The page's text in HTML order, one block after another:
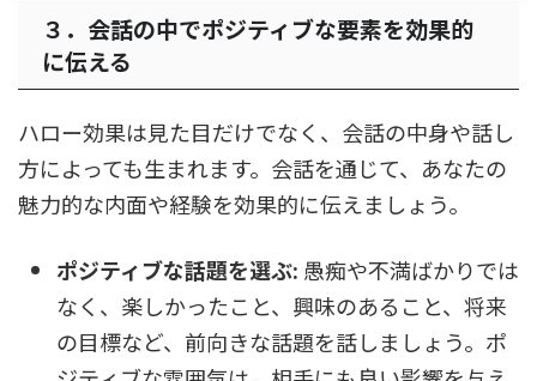
３．会話の中でポジティブな要素を効果的
に伝える
ハロー効果は見た目だけでなく、会話の中身や話し
方によっても生まれます。会話を通じて、あなたの
魅力的な内面や経験を効果的に伝えましょう。
ポジティブな話題を選ぶ: 愚痴や不満ばかりでは
なく、楽しかったこと、興味のあること、将来
の目標など、前向きな話題を話しましょう。ポ